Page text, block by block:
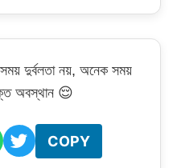
সময় দুর্বলতা নয়, অনেক সময়
অবস্থান 😌
COPY